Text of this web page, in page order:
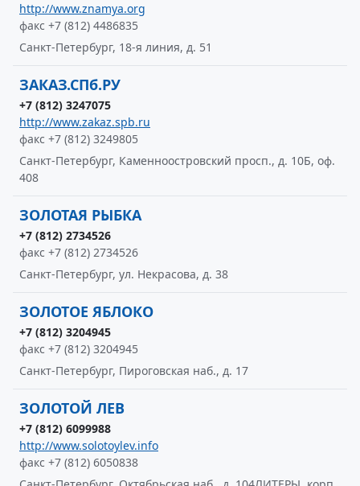
http://www.znamya.org
факс +7 (812) 4486835
Санкт-Петербург, 18-я линия, д. 51
ЗАКАЗ.СПб.РУ
+7 (812) 3247075
http://www.zakaz.spb.ru
факс +7 (812) 3249805
Санкт-Петербург, Каменноостровский просп., д. 10Б, оф.
408
ЗОЛОТАЯ РЫБКА
+7 (812) 2734526
факс +7 (812) 2734526
Санкт-Петербург, ул. Некрасова, д. 38
ЗОЛОТОЕ ЯБЛОКО
+7 (812) 3204945
факс +7 (812) 3204945
Санкт-Петербург, Пироговская наб., д. 17
ЗОЛОТОЙ ЛЕВ
+7 (812) 6099988
http://www.solotoylev.info
факс +7 (812) 6050838